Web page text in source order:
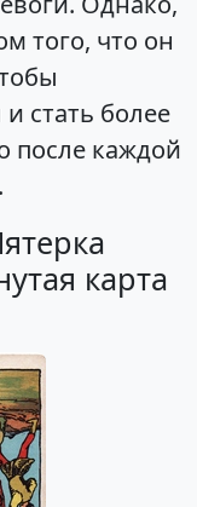
того, что он
стать более
после каждой
карта